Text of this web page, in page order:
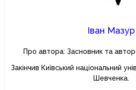
Іван Мазур
Про автора: Засновник та
Закінчив Київський національний
Шевченка.